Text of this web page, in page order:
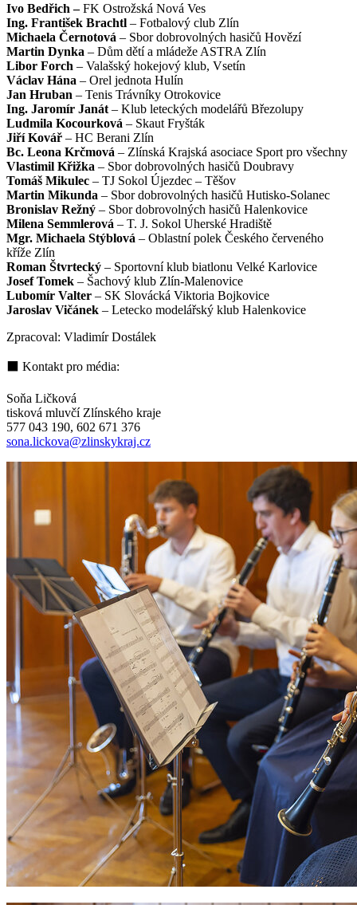
Ivo Bedřich –FK Ostrožská Nová Ves
Ing. František Brachtl – Fotbalový club Zlín
Michaela Černotová – Sbor dobrovolných hasičů Hovězí
Martin Dynka – Dům dětí a mládeže ASTRA Zlín
Libor Forch – Valašský hokejový klub, Vsetín
Václav Hána – Orel jednota Hulín
Jan Hruban – Tenis Trávníky Otrokovice
Ing. Jaromír Janát – Klub leteckých modelářů Březolupy
Ludmila Kocourková – Skaut Fryšták
Jiří Kovář – HC Berani Zlín
Bc. Leona Krčmová – Zlínská Krajská asociace Sport pro všechny
Vlastimil Křižka – Sbor dobrovolných hasičů Doubravy
Tomáš Mikulec – TJ Sokol Újezdec – Těšov
Martin Mikunda – Sbor dobrovolných hasičů Hutisko-Solanec
Bronislav Režný – Sbor dobrovolných hasičů Halenkovice
Milena Semmlerová – T. J. Sokol Uherské Hradiště
Mgr. Michaela Stýblová – Oblastní polek Českého červeného
kříže Zlín
Roman Štvrtecký – Sportovní klub biatlonu Velké Karlovice
Josef Tomek – Šachový klub Zlín-Malenovice
Lubomír Valter – SK Slovácká Viktoria Bojkovice
Jaroslav Vičánek – Letecko modelářský klub Halenkovice
Zpracoval: Vladimír Dostálek
⬛ Kontakt pro média:
Soňa Ličková
tisková mluvčí Zlínského kraje
577 043 190, 602 671 376
sona.lickova@zlinskykraj.cz